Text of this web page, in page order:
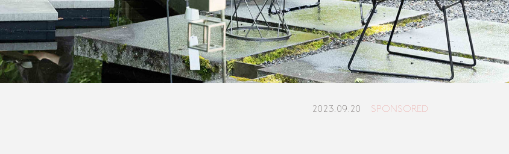
2023.09.20 SPONSORED